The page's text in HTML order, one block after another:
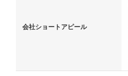
会社ショートアピール